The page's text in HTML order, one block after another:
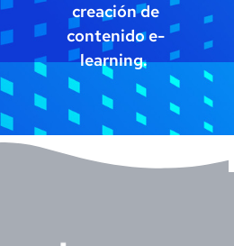
creación de
contenido e-
learning.